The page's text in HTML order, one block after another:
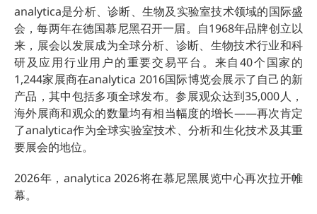
analytica是分析、诊断、生物及实验室技术领域的国际盛
会，每两年在德国慕尼黑召开一届。自1968年品牌创立以
来，展会以发展成为全球分析、诊断、生物技术行业和科
研及应用行业用户的重要交易平台。来自40个国家的
1,244家展商在analytica 2016国际博览会展示了自己的新
产品，其中包括多项全球发布。参展观众达到35,000人，
海外展商和观众的数量均有相当幅度的增长——再次肯定
了analytica作为全球实验室技术、分析和生化技术及其重
要展会的地位。
2026年，analytica 2026将在慕尼黑展览中心再次拉开帷
幕。